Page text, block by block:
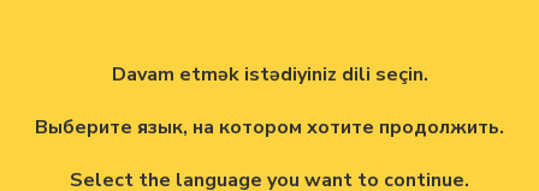
Davam etmək istədiyiniz dili seçin.
Выберите язык, на котором хотите продолжить.
Select the language you want to continue.